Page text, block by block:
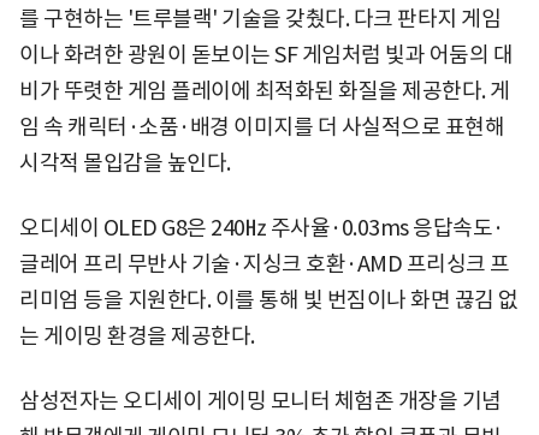
를 구현하는 '트루블랙' 기술을 갖췄다. 다크 판타지 게임
이나 화려한 광원이 돋보이는 SF 게임처럼 빛과 어둠의 대
비가 뚜렷한 게임 플레이에 최적화된 화질을 제공한다. 게
임 속 캐릭터·소품·배경 이미지를 더 사실적으로 표현해
시각적 몰입감을 높인다.
오디세이 OLED G8은 240㎐ 주사율·0.03ms 응답속도·
글레어 프리 무반사 기술·지싱크 호환·AMD 프리싱크 프
리미엄 등을 지원한다. 이를 통해 빛 번짐이나 화면 끊김 없
는 게이밍 환경을 제공한다.
삼성전자는 오디세이 게이밍 모니터 체험존 개장을 기념